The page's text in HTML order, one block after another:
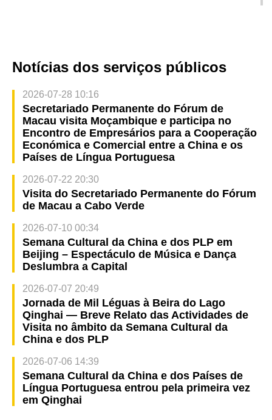
Notícias dos serviços públicos
2026-07-28 10:16
Secretariado Permanente do Fórum de
Macau visita Moçambique e participa no
Encontro de Empresários para a Cooperação
Económica e Comercial entre a China e os
Países de Língua Portuguesa
2026-07-22 20:30
Visita do Secretariado Permanente do Fórum
de Macau a Cabo Verde
2026-07-10 00:34
Semana Cultural da China e dos PLP em
Beijing – Espectáculo de Música e Dança
Deslumbra a Capital
2026-07-07 20:49
Jornada de Mil Léguas à Beira do Lago
Qinghai — Breve Relato das Actividades de
Visita no âmbito da Semana Cultural da
China e dos PLP
2026-07-06 14:39
Semana Cultural da China e dos Países de
Língua Portuguesa entrou pela primeira vez
em Qinghai